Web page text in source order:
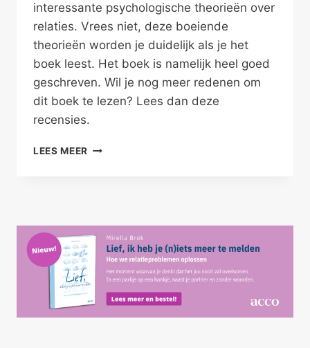
interessante psychologische theorieën over
relaties. Vrees niet, deze boeiende
theorieën worden je duidelijk als je het
boek leest. Het boek is namelijk heel goed
geschreven. Wil je nog meer redenen om
dit boek te lezen? Lees dan deze
recensies.
LEES MEER MENTALISEREN,